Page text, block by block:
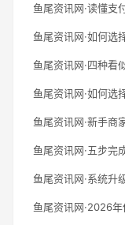
鱼尾资讯网·读懂支
鱼尾资讯网·如何选
鱼尾资讯网·四种看
鱼尾资讯网·如何选
鱼尾资讯网·新手商
鱼尾资讯网·五步完
鱼尾资讯网·系统升
鱼尾资讯网·2026